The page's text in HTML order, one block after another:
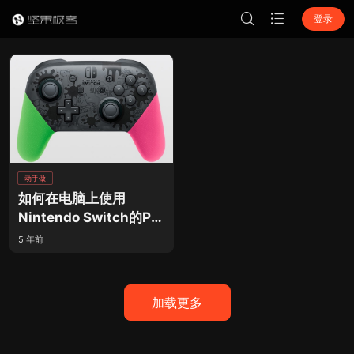
登录
动手做
如何在电脑上使用
Nintendo Switch的Pro
手柄？
5 年前
加载更多